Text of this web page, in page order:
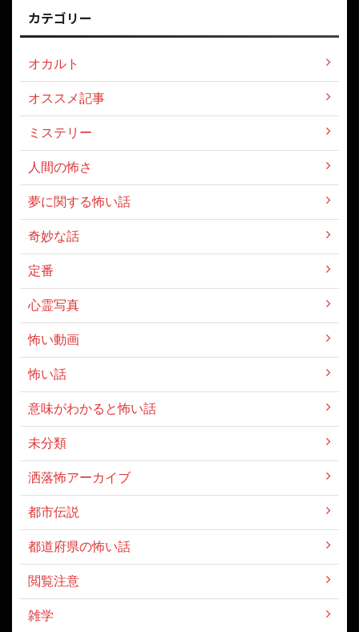
カテゴリー
オカルト
オススメ記事
ミステリー
人間の怖さ
夢に関する怖い話
奇妙な話
定番
心霊写真
怖い動画
怖い話
意味がわかると怖い話
未分類
洒落怖アーカイブ
都市伝説
都道府県の怖い話
閲覧注意
雑学